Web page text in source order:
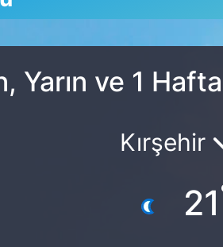
GRAM ALTIN
BİST100
13.779
-14
Yarın ve 1
Kırşehir
21